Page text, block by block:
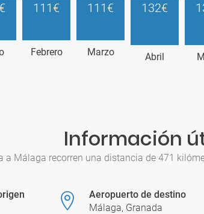
111€
Febrero
111€
Marzo
132€
Abril
Información
a Málaga recorren una distancia de 471
Aeropuerto de destino
Málaga, Granada